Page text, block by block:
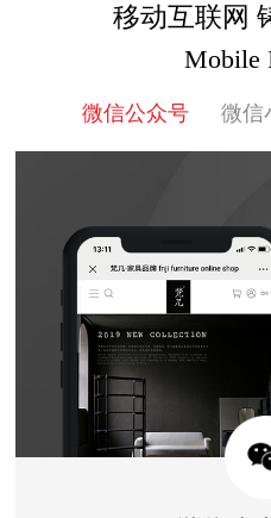
移动互联网
Mobile
微信公众号 微信